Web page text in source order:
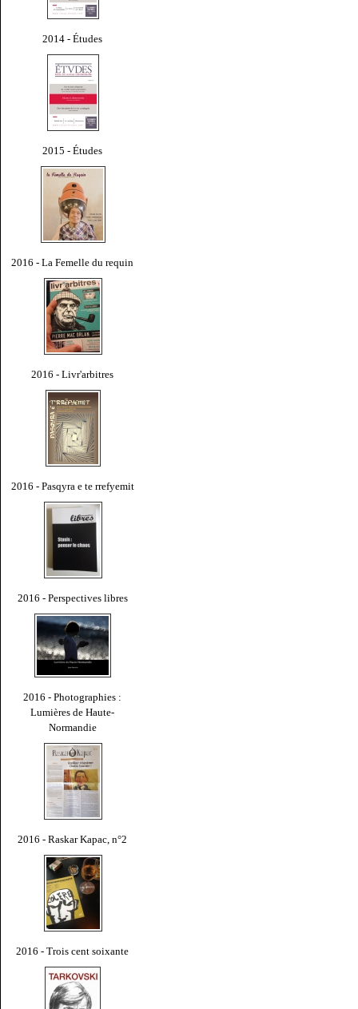
2014 - Études
2015 - Études
2016 - La Femelle du requin
2016 - Livr'arbitres
2016 - Pasqyra e te rrefyemit
2016 - Perspectives libres
2016 - Photographies :
Lumières de Haute-
Normandie
2016 - Raskar Kapac, n°2
2016 - Trois cent soixante